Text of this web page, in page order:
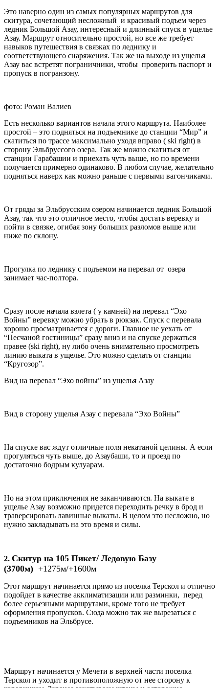
Это наверно один из самых популярных маршрутов для
скитура, сочетающий несложный и красивый подъем через
ледник Большой Азау, интересный и длинный спуск в ущелье
Азау. Маршрут относительно простой, но все же требует
навыков путешествия в связках по леднику и
соответствующего снаряжения. Так же на выходе из ущелья
Азау вас встретят пограничники, чтобы проверить паспорт и
пропуск в погранзону.
фото: Роман Валиев
Есть несколько вариантов начала этого маршрута. Наиболее
простой – это подняться на подъемнике до станции “Мир” и
скатиться по трассе максимально уходя вправо ( ski right) в
сторону Эльбруссого озера. Так же можно скатиться от
станции Гарабашии и приехать чуть выше, но по времени
получается примерно одинаково. В любом случае, желательно
подняться наверх как можно раньше с первыми вагончиками.
От гряды за Эльбрусским озером начинается ледник Большой
Азау, так что это отличное место, чтобы достать веревку и
пойти в связке, огибая зону больших разломов выше или
ниже по склону.
Прогулка по леднику с подъемом на перевал от озера
занимает час-полтора.
Сразу после начала взлета ( у камней) на перевал “Эхо
Войны” веревку можно убрать в рюкзак. Спуск с перевала
хорошо просматривается с дороги. Главное не уехать от
“Песчаной гостиницы” сразу вниз и на спуске держаться
правее (ski right), ну либо очень внимательно просмотреть
линию выката в ущелье. Это можно сделать от станции
“Кругозор”.
Вид на перевал “Эхо войны” из ущелья Азау
Вид в сторону ущелья Азау с перевала “Эхо Войны”
На спуске вас ждут отличные поля некатаной целины. А если
прогуляться чуть выше, до Азаубаши, то и проезд по
достаточно бодрым кулуарам.
Но на этом приключения не заканчиваются. На выкате в
ущелье Азау возможно придется переходить речку в брод и
траверсировать лавинные выкаты. В целом это несложно, но
нужно закладывать на это время и силы.
2. Скитур на 105 Пикет/ Ледовую Базу
(3700м) +1275м/+1600м
Этот маршрут начинается прямо из поселка Терскол и отлично
подойдет в качестве акклиматизации или разминки, перед
более серьезными маршрутами, кроме того не требует
оформления пропусков. Сюда можно так же вырезаться с
подъемников на Эльбрусе.
Маршрут начинается у Мечети в верхней части поселка
Терскол и уходит в противоположную от нее сторону к